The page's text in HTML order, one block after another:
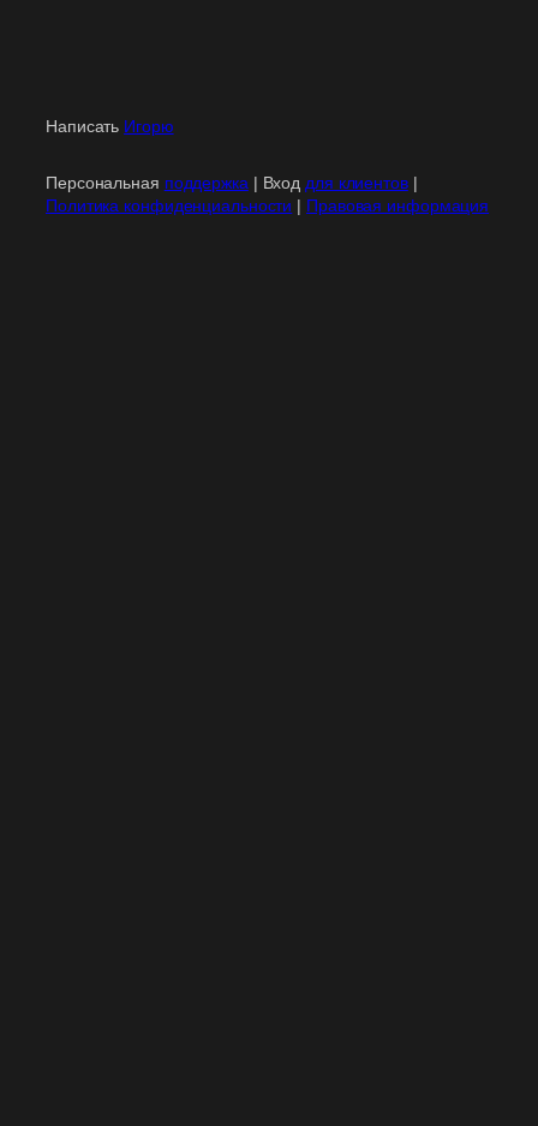
Написать Игорю
Персональная поддержка | Вход для клиентов|
Политика конфиденциальности | Правовая информация